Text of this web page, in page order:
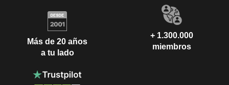
Más de 20 años
a tu lado
+ 1.300.000
miembros